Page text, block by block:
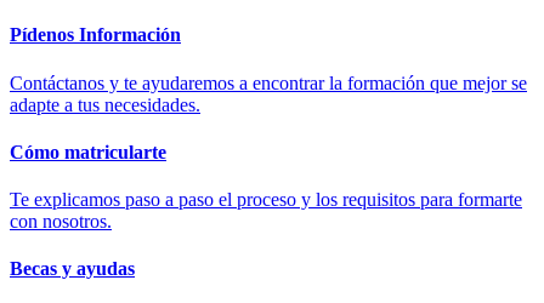
Pídenos Información
Contáctanos y te ayudaremos a encontrar la formación que mejor se
adapte a tus necesidades.
Cómo matricularte
Te explicamos paso a paso el proceso y los requisitos para formarte
con nosotros.
Becas y ayudas